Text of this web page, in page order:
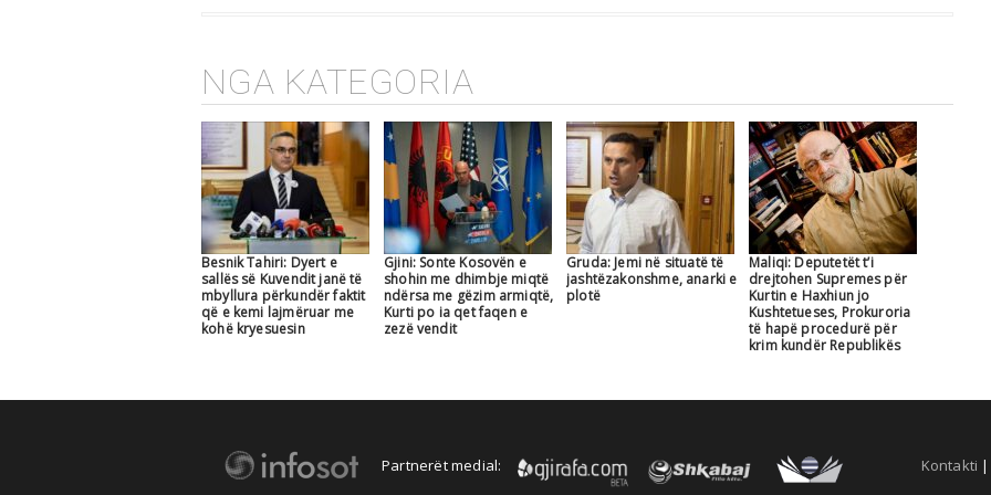
NGA KATEGORIA
Besnik Tahiri: Dyert e
sallës së Kuvendit janë të
mbyllura përkundër faktit
që e kemi lajmëruar me
kohë kryesuesin
Gjini: Sonte Kosovën e
shohin me dhimbje miqtë
ndërsa me gëzim armiqtë,
Kurti po ia qet faqen e
zezë vendit
Gruda: Jemi në situatë të
jashtëzakonshme, anarki e
plotë
Maliqi: Deputetët t’i
drejtohen Supremes për
Kurtin e Haxhiun jo
Kushtetueses, Prokuroria
të hapë procedurë për
krim kundër Republikës
Partnerët medial: Kontakti |